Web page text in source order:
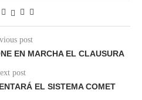
post
EN MARCHA EL CLAUSURA
post
EL SISTEMA COMET